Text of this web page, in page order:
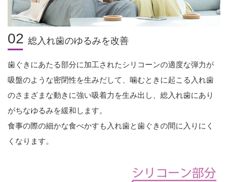
02 総入れ歯のゆるみを改善
歯ぐきにあたる部分に加工されたシリコーンの適度な弾力が
吸盤のような密閉性を生みだして、噛むときに起こる入れ歯
のさまざまな動きに強い吸着力を生み出し、総入れ歯にあり
がちなゆるみを緩和します。
食事の際の細かな食べかすも入れ歯と歯ぐきの間に入りにく
くなります。